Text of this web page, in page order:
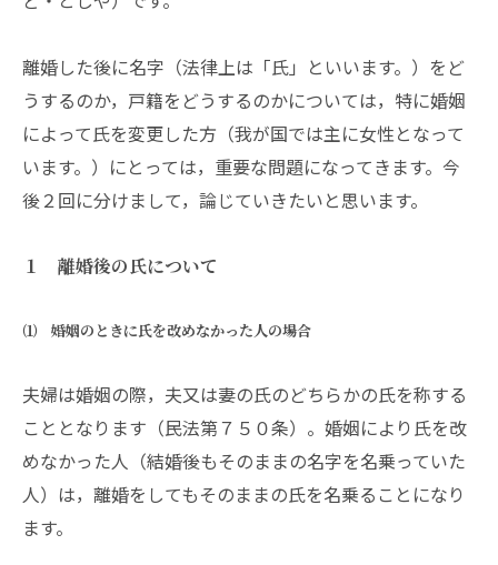
離婚した後に名字（法律上は「氏」といいます。）をど
うするのか，戸籍をどうするのかについては，特に婚姻
によって氏を変更した方（我が国では主に女性となって
います。）にとっては，重要な問題になってきます。今
後２回に分けまして，論じていきたいと思います。
１ 離婚後の氏について
⑴ 婚姻のときに氏を改めなかった人の場合
夫婦は婚姻の際，夫又は妻の氏のどちらかの氏を称する
こととなります（民法第７５０条）。婚姻により氏を改
めなかった人（結婚後もそのままの名字を名乗っていた
人）は，離婚をしてもそのままの氏を名乗ることになり
ます。